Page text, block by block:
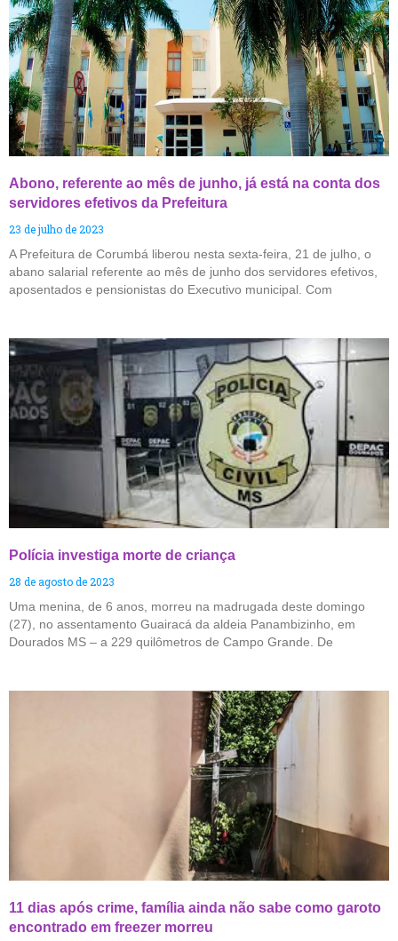
Abono, referente ao mês de junho, já está na conta dos
servidores efetivos da Prefeitura
23 de julho de 2023
A Prefeitura de Corumbá liberou nesta sexta-feira, 21 de julho, o
abano salarial referente ao mês de junho dos servidores efetivos,
aposentados e pensionistas do Executivo municipal. Com
Polícia investiga morte de criança
28 de agosto de 2023
Uma menina, de 6 anos, morreu na madrugada deste domingo
(27), no assentamento Guairacá da aldeia Panambizinho, em
Dourados MS – a 229 quilômetros de Campo Grande. De
11 dias após crime, família ainda não sabe como garoto
encontrado em freezer morreu